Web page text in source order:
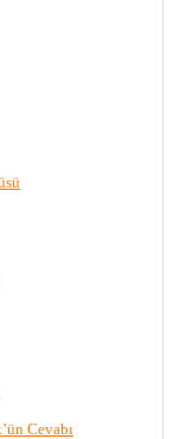
Cevabı